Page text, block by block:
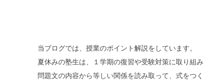
当ブログでは、授業のポイント解説をしています。
夏休みの塾生は、１学期の復習や受験対策に取り組み
問題文の内容から等しい関係を読み取って、式をつ